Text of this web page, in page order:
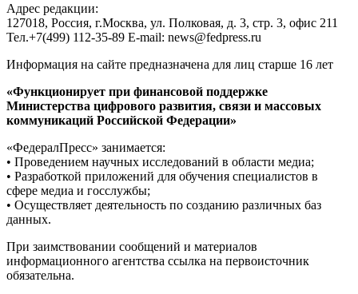
Адрес редакции:
127018, Россия, г.Москва, ул. Полковая, д. 3, стр. 3, офис 211
Тел.+7(499) 112-35-89 E-mail: news@fedpress.ru
Информация на сайте предназначена для лиц старше 16 лет
«Функционирует при финансовой поддержке
Министерства цифрового развития, связи и массовых
коммуникаций Российской Федерации»
«ФедералПресс» занимается:
• Проведением научных исследований в области медиа;
• Разработкой приложений для обучения специалистов в
сфере медиа и госслужбы;
• Осуществляет деятельность по созданию различных баз
данных.
При заимствовании сообщений и материалов
информационного агентства ссылка на первоисточник
обязательна.